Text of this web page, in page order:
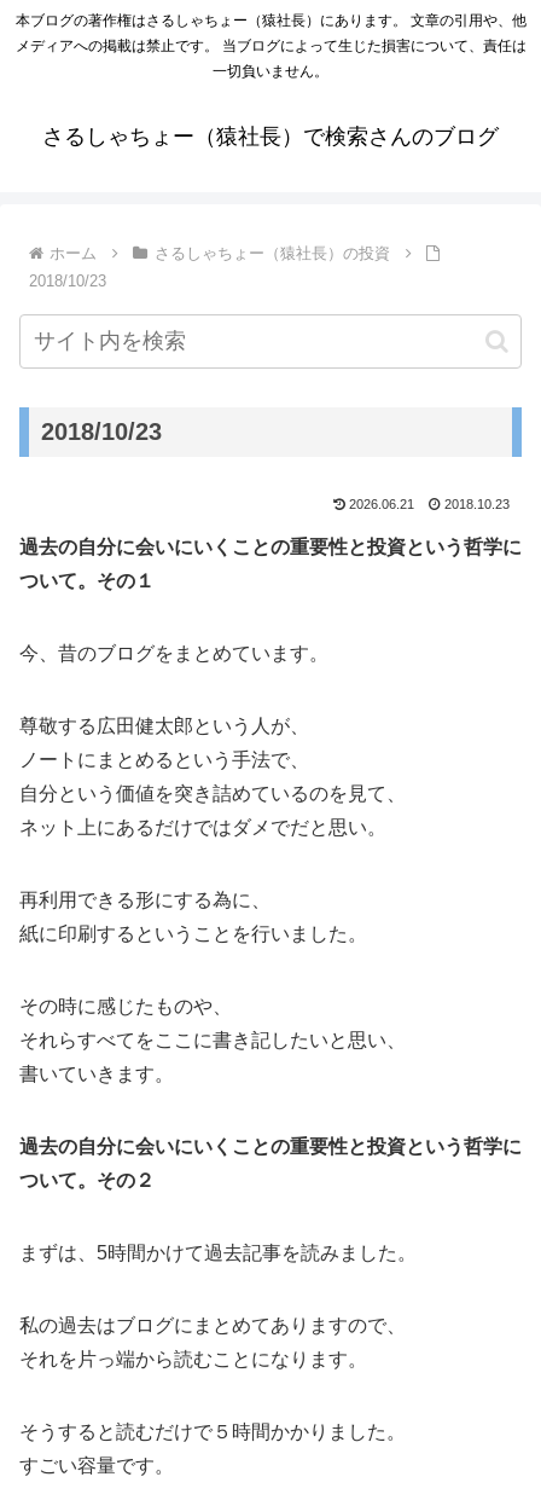
本ブログの著作権はさるしゃちょー（猿社長）にあります。 文章の引用や、他
メディアへの掲載は禁止です。 当ブログによって生じた損害について、責任は
一切負いません。
さるしゃちょー（猿社長）で検索さんのブログ
ホーム
さるしゃちょー（猿社長）の投資
2018/10/23
2018/10/23
2026.06.21 2018.10.23
過去の自分に会いにいくことの重要性と投資という哲学に
ついて。その１
今、昔のブログをまとめています。
尊敬する広田健太郎という人が、
ノートにまとめるという手法で、
自分という価値を突き詰めているのを見て、
ネット上にあるだけではダメでだと思い。
再利用できる形にする為に、
紙に印刷するということを行いました。
その時に感じたものや、
それらすべてをここに書き記したいと思い、
書いていきます。
過去の自分に会いにいくことの重要性と投資という哲学に
ついて。その２
まずは、5時間かけて過去記事を読みました。
私の過去はブログにまとめてありますので、
それを片っ端から読むことになります。
そうすると読むだけで５時間かかりました。
すごい容量です。